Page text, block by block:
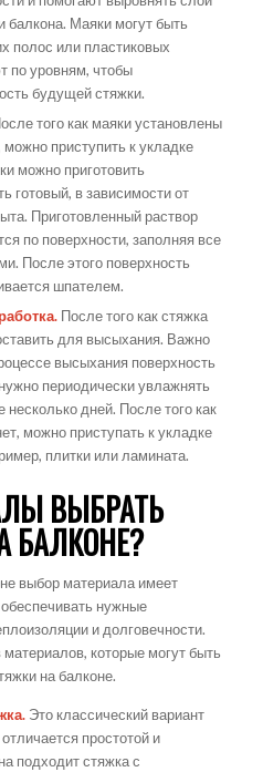
балкона. Маяки могут быть
полос или пластиковых
по уровням, чтобы
будущей стяжки.
того как маяки установлены
приступить к укладке
можно приготовить
готовый, в зависимости от
Приготовленный раствор
по поверхности, заполняя все
После этого поверхность
шпателем.
После того как стяжка
для высыхания. Важно
высыхания поверхность
периодически увлажнять
дней. После того как
можно приступать к укладке
плитки или ламината.
ВЫБРАТЬ
БАЛКОНЕ?
выбор материала имеет
нужные
и долговечности.
которые могут быть
на балконе.
Это классический вариант
простотой и
подходит стяжка с